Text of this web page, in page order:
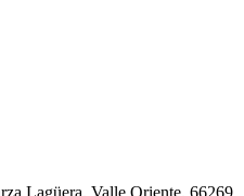
Lagüera, Valle Oriente, 66269